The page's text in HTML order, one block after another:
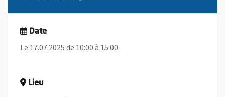
Date
Le 17.07.2025 de 10:00 à 15:00
Lieu